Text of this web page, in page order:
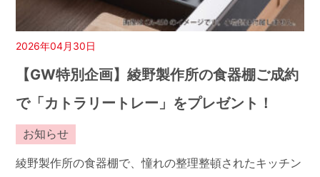
2026年04月30日
【GW特別企画】綾野製作所の食器棚ご成約
で「カトラリートレー」をプレゼント！
お知らせ
綾野製作所の食器棚で、憧れの整理整頓されたキッチン